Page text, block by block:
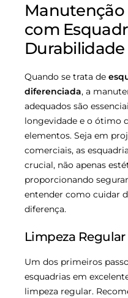
Manutenção
com
Durabilidade
Quando se trata de
diferenciada, a
adequados são
longevidade e o ótimo
elementos. Seja em
comerciais, as
crucial, não apenas
proporcionando
entender como cuidar
diferença.
Limpeza Regular
Um dos primeiros
esquadrias em
limpeza regular.